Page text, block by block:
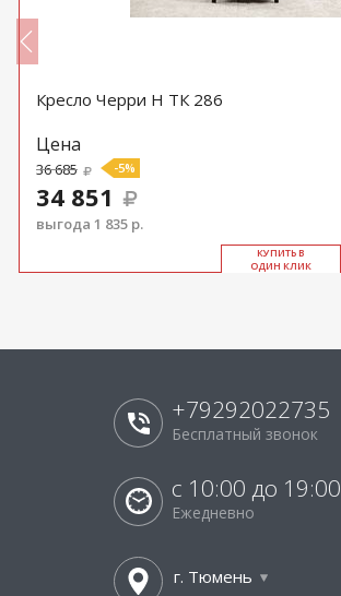
Кресло Черри Н ТК 286
Цена
36 685 -5%
34 851
выгода 1 835 р.
КУ­ПИТЬ В
ОДИН КЛИК
+79292022735
Бесплатный звонок
с 10:00 до 19:00
Ежедневно
г. Тюмень